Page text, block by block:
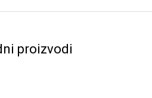
proizvodi